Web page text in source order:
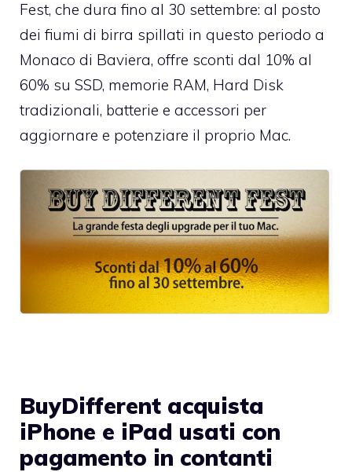
Fest, che dura fino al 30 settembre: al posto
dei fiumi di birra spillati in questo periodo a
Monaco di Baviera, offre sconti dal 10% al
60% su SSD, memorie RAM, Hard Disk
tradizionali, batterie e accessori per
aggiornare e potenziare il proprio Mac.
BuyDifferent acquista
iPhone e iPad usati con
pagamento in contanti